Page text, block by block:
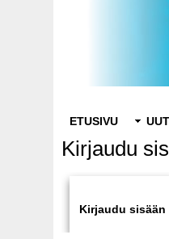
navigation
ETUSIVU
Kirjaudu
tabs
Kirjaudu sisään